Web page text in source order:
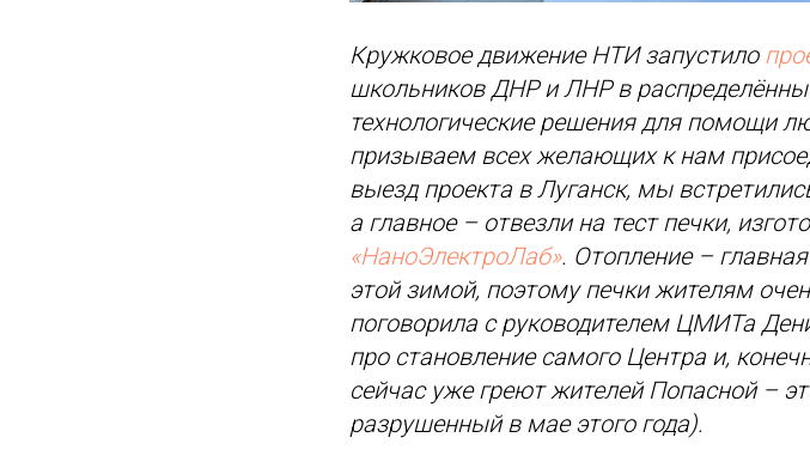
Кружковое движение НТИ запустило
школьников ДНР и ЛНР в
технологические решения для помощи
призываем всех желающих к нам
выезд проекта в Луганск, мы
а главное – отвезли на тест печки,
«НаноЭлектроЛаб». Отопление –
этой зимой, поэтому печки жителям
поговорила с руководителем ЦМИТа
про становление самого Центра и,
сейчас уже греют жителей Попасной –
разрушенный в мае этого года).